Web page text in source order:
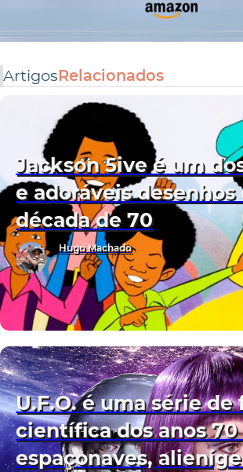
ArtigosRelacionados
Jackson 5ive é um
e adoráveis desenhos
década de 70
Hugo Machado
U.F.O. é uma série de
científica dos anos 70
espaçonaves,